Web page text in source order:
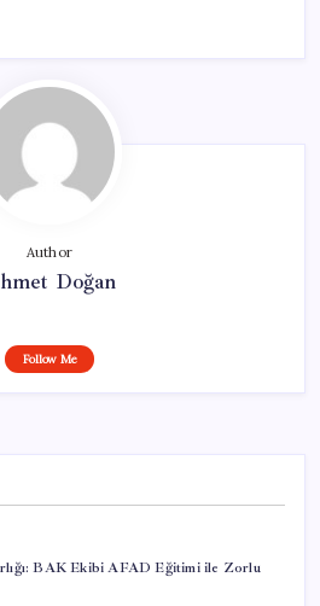
Author
Doğan
Follow Me
BAK Ekibi AFAD Eğitimi ile Zorlu